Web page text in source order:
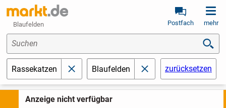
Blaufelden Postfach mehr
Anzeige nicht verfügbar
Suchen
Rassekatzen schließenBlaufelden schließenzurücksetzen